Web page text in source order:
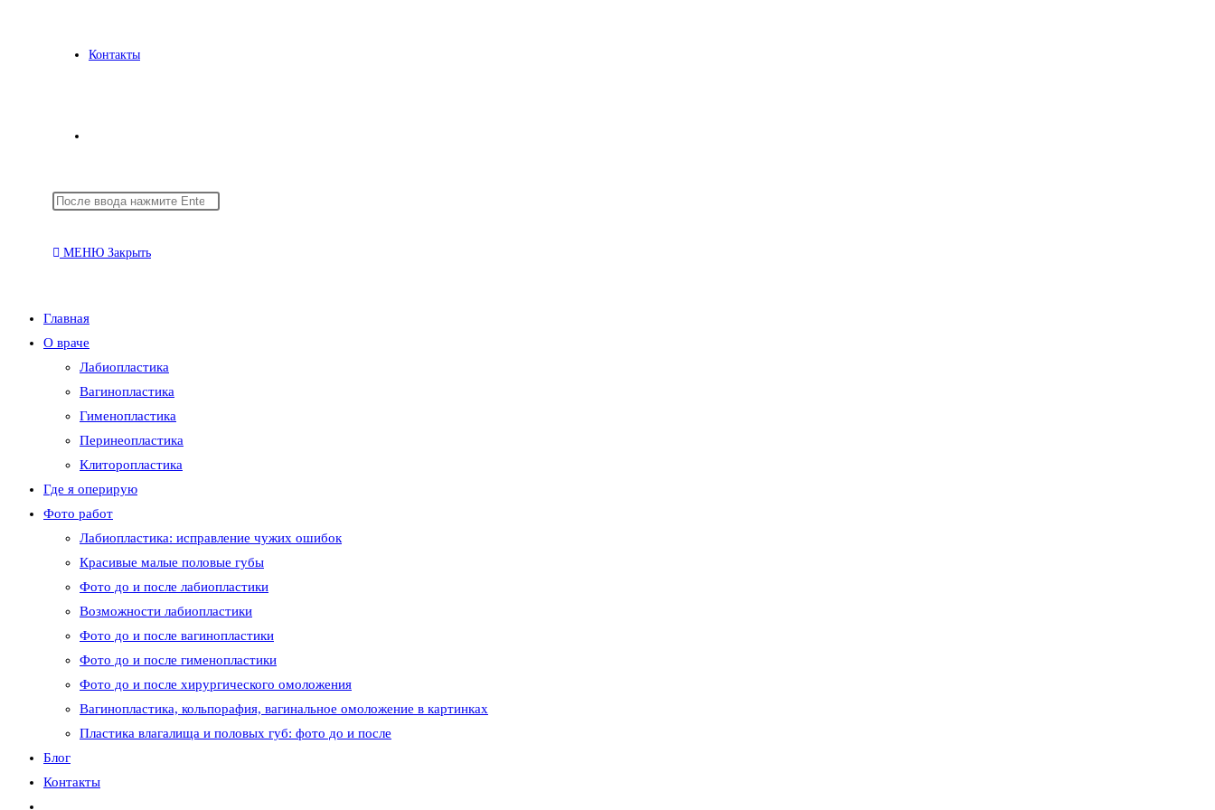
Контакты
сайту
Поиск
сайте
МЕНЮ Закрыть
Главная
О враче
Лабиопластика
Вагинопластика
Гименопластика
Перинеопластика
Клиторопластика
Где я оперирую
Фото работ
Лабиопластика: исправление чужих ошибок
Красивые малые половые губы
Фото до и после лабиопластики
Возможности лабиопластики
Фото до и после вагинопластики
Фото до и после гименопластики
Фото до и после хирургического омоложения
Вагинопластика, кольпорафия, вагинальное омоложение в картинках
Пластика влагалища и половых губ: фото до и после
Блог
Контакты